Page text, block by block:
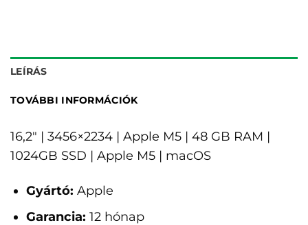
LEÍRÁS
TOVÁBBI INFORMÁCIÓK
16,2" | 3456×2234 | Apple M5 | 48 GB RAM |
1024GB SSD | Apple M5 | macOS
Gyártó: Apple
Garancia: 12 hónap